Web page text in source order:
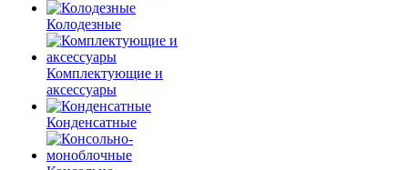
Колодезные
Комплектующие и
аксессуары
Конденсатные